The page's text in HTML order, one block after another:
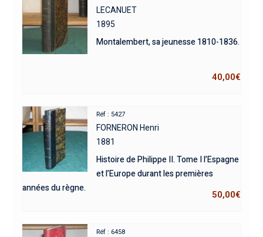
LECANUET
1895
Montalembert, sa jeunesse 1810-1836.
40,00€
Réf : 5427
FORNERON Henri
1881
Histoire de Philippe II. Tome I l’Espagne
et l’Europe durant les premières
années du règne.
50,00€
Réf : 6458